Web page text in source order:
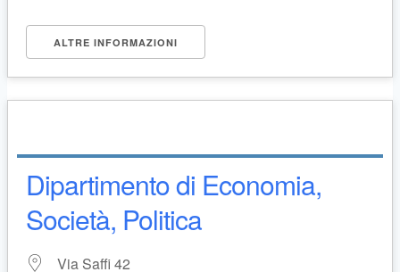
ALTRE INFORMAZIONI
Dipartimento di Economia,
Società, Politica
Via Saffi 42